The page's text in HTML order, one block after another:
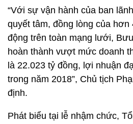
“Với sự vận hành của ban
quyết tâm, đồng lòng của
động trên toàn mạng lưới,
hoàn thành vượt mức doanh
là 22.023 tỷ đồng, lợi nhuận
trong năm 2018”, Chủ tịch
định.
Phát biểu tại lễ nhậm chức,